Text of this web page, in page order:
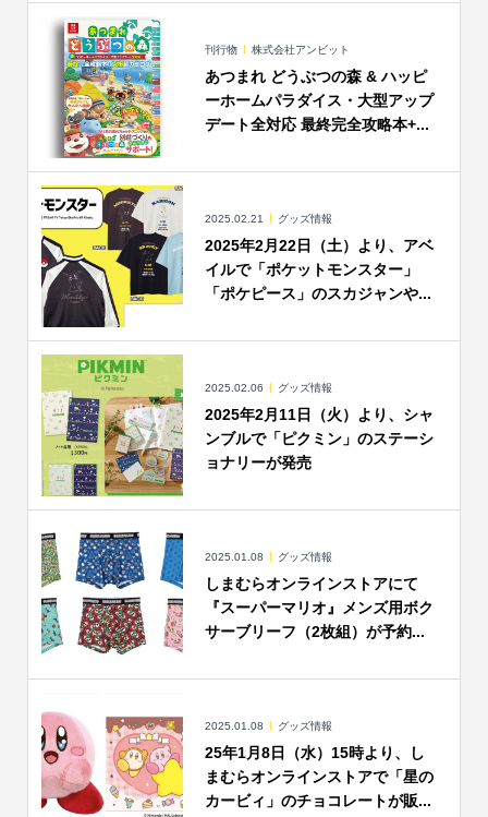
刊行物 株式会社アンビット
あつまれ どうぶつの森 & ハッピ
ーホームパラダイス・大型アップ
デート全対応 最終完全攻略本+...
2025.02.21 グッズ情報
2025年2月22日（土）より、アベ
イルで「ポケットモンスター」
「ポケピース」のスカジャンや...
2025.02.06 グッズ情報
2025年2月11日（火）より、シャ
ンブルで「ピクミン」のステーシ
ョナリーが発売
2025.01.08 グッズ情報
しまむらオンラインストアにて
『スーパーマリオ』メンズ用ボク
サーブリーフ（2枚組）が予約...
2025.01.08 グッズ情報
25年1月8日（水）15時より、し
まむらオンラインストアで「星の
カービィ」のチョコレートが販...